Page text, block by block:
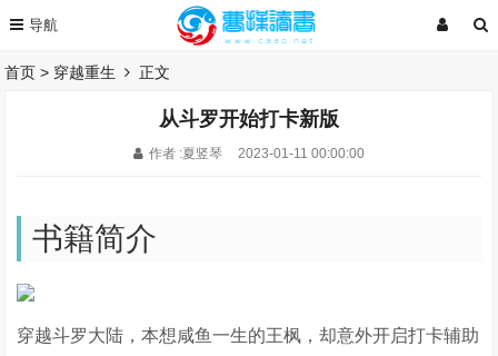
首页 > 穿越重生 正文
从斗罗开始打卡新版
作者 :夏竖琴 2023-01-11 00:00:00
书籍简介
穿越斗罗大陆，本想咸鱼一生的王枫，却意外开启打卡辅助